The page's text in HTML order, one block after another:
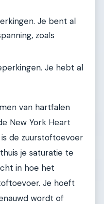
Je bent al
zoals
Je hebt al
van hartfalen
New York Heart
de zuurstoftoevoer
je saturatie te
in hoe het
Je hoeft
wordt of